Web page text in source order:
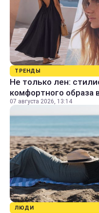
ТРЕНДЫ
Не только лен:
комфортного образа
07 августа 2026, 13:14
ЛЮДИ